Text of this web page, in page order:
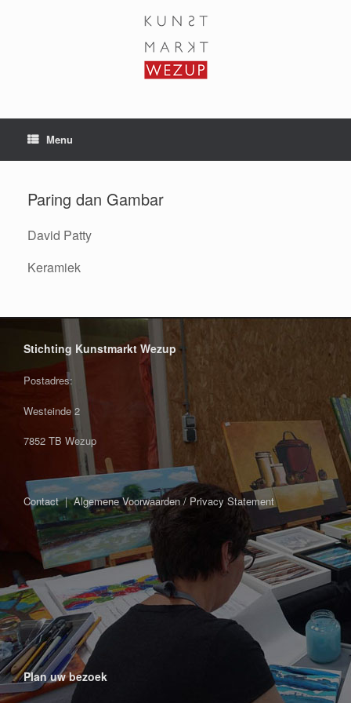
Menu
Paring dan Gambar
David Patty
Keramiek
Stichting Kunstmarkt Wezup
Postadres:
Westeinde 2
7852 TB Wezup
Contact|Algemene Voorwaarden / Privacy Statement
Plan uw bezoek